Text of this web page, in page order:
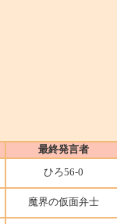
最終発言者
ひろ56-0
魔界の仮面弁士